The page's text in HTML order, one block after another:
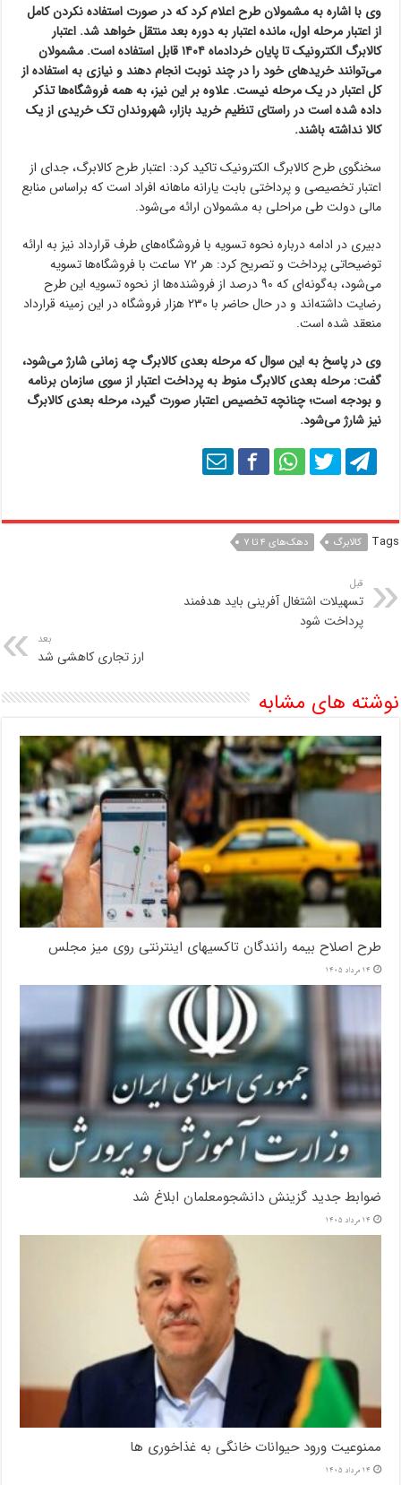
وی با اشاره به مشمولان طرح اعلام کرد که در صورت استفاده نکردن کامل
از اعتبار مرحله اول، مانده اعتبار به دوره بعد منتقل خواهد شد. اعتبار
کالابرگ‌ الکترونیک تا پایان خردادماه ۱۴۰۴ قابل استفاده است. مشمولان
می‌توانند خریدهای خود را در چند نوبت انجام دهند و نیازی به استفاده از
کل اعتبار در یک مرحله نیست. علاوه بر این نیز،‌ به همه فروشگاه‌ها تذکر
داده شده است در راستای تنظیم خرید بازار،‌ شهروندان تک خریدی از یک
کالا نداشته باشند.
سخنگوی طرح کالابرگ الکترونیک تاکید کرد: اعتبار طرح کالابرگ، جدای از
اعتبار تخصیصی و پرداختی بابت یارانه ماهانه افراد است که براساس منابع
مالی دولت طی مراحلی به مشمولان ارائه می‌شود.
دبیری در ادامه درباره نحوه تسویه با فروشگاه‌های طرف قرارداد نیز به ارائه
توضیحاتی پرداخت و تصریح کرد: هر ۷۲ ساعت با فروشگاه‌ها تسویه
می‌شود، به‌گونه‌ای که ۹۰ درصد از فروشنده‌ها از نحوه تسویه این طرح
رضایت داشته‌اند و در حال حاضر با ۲۳۰ هزار فروشگاه در این زمینه قرارداد
منعقد شده است.
وی در پاسخ به این سوال که مرحله بعدی کالابرگ چه زمانی شارژ می‌شود،
گفت: مرحله بعدی کالابرگ منوط به پرداخت اعتبار از سوی سازمان برنامه
و بودجه است؛ چنانچه تخصیص اعتبار صورت گیرد، مرحله بعدی کالابرگ
نیز شارژ می‌شود.
Tags کالابرگ دهک‌های ۴ تا ۷
قبل
تسهیلات اشتغال آفرینی باید هدفمند
پرداخت شود
بعد
ارز تجاری کاهشی شد
نوشته های مشابه
طرح اصلاح بیمه رانندگان تاکسیهای اینترنتی روی میز مجلس
14 مرداد 1405
ضوابط جدید گزینش دانشجومعلمان ابلاغ شد
14 مرداد 1405
ممنوعیت ورود حیوانات خانگی به غذاخوری ها
14 مرداد 1405